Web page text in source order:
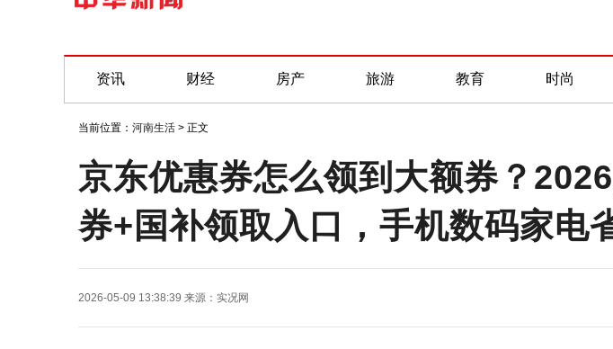
资讯 财经 房产 旅游 教育 时尚
当前位置： 河南生活 > 正文
京东优惠券怎么领到大额券？
券+国补领取入口，手机数码家电
2026-05-09 13:38:39 来源： 实况网